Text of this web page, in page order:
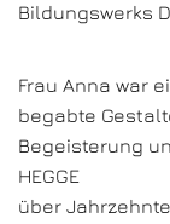
Bildungswerks
Frau Anna war
begabte
Begeisterung
HEGGE
über